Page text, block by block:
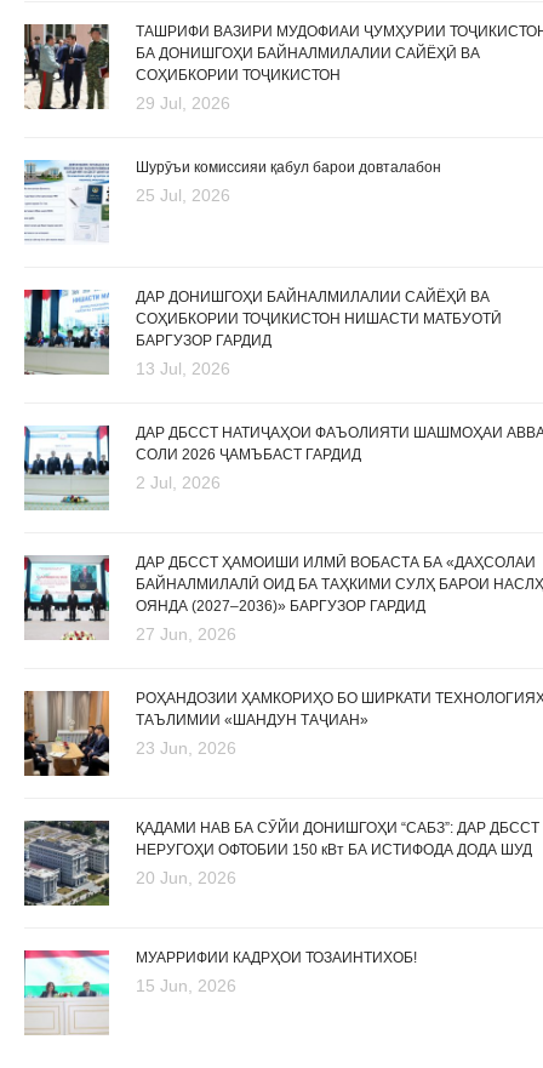
ТАШРИФИ ВАЗИРИ МУДОФИАИ ҶУМҲУРИИ
БА ДОНИШГОҲИ БАЙНАЛМИЛАЛИИ САЙЁҲӢ ВА
СОҲИБКОРИИ ТОҶИКИСТОН
29 Jul, 2026
Шурӯъи комиссияи қабул барои довталабон
25 Jul, 2026
ДАР ДОНИШГОҲИ БАЙНАЛМИЛАЛИИ САЙЁҲӢ ВА
СОҲИБКОРИИ ТОҶИКИСТОН НИШАСТИ МАТБУОТӢ
БАРГУЗОР ГАРДИД
13 Jul, 2026
ДАР ДБССТ НАТИҶАҲОИ ФАЪОЛИЯТИ ШАШМОҲАИ
СОЛИ 2026 ҶАМЪБАСТ ГАРДИД
2 Jul, 2026
ДАР ДБССТ ҲАМОИШИ ИЛМӢ ВОБАСТА БА «ДАҲСОЛАИ
БАЙНАЛМИЛАЛӢ ОИД БА ТАҲКИМИ СУЛҲ БАРОИ
ОЯНДА (2027–2036)» БАРГУЗОР ГАРДИД
27 Jun, 2026
РОҲАНДОЗИИ ҲАМКОРИҲО БО ШИРКАТИ
ТАЪЛИМИИ «ШАНДУН ТАҶИАН»
23 Jun, 2026
ҚАДАМИ НАВ БА СӮЙИ ДОНИШГОҲИ “САБЗ”: ДАР ДБССТ
НЕРУГОҲИ ОФТОБИИ 150 кВт БА ИСТИФОДА ДОДА ШУД
20 Jun, 2026
МУАРРИФИИ КАДРҲОИ ТОЗАИНТИХОБ!
15 Jun, 2026